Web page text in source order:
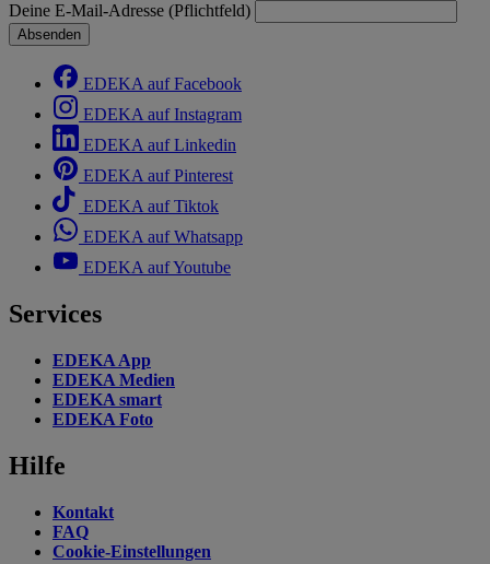
Deine E-Mail-Adresse (Pflichtfeld)
Absenden
EDEKA auf Facebook
EDEKA auf Instagram
EDEKA auf Linkedin
EDEKA auf Pinterest
EDEKA auf Tiktok
EDEKA auf Whatsapp
EDEKA auf Youtube
Services
EDEKA App
EDEKA Medien
EDEKA smart
EDEKA Foto
Hilfe
Kontakt
FAQ
Cookie-Einstellungen